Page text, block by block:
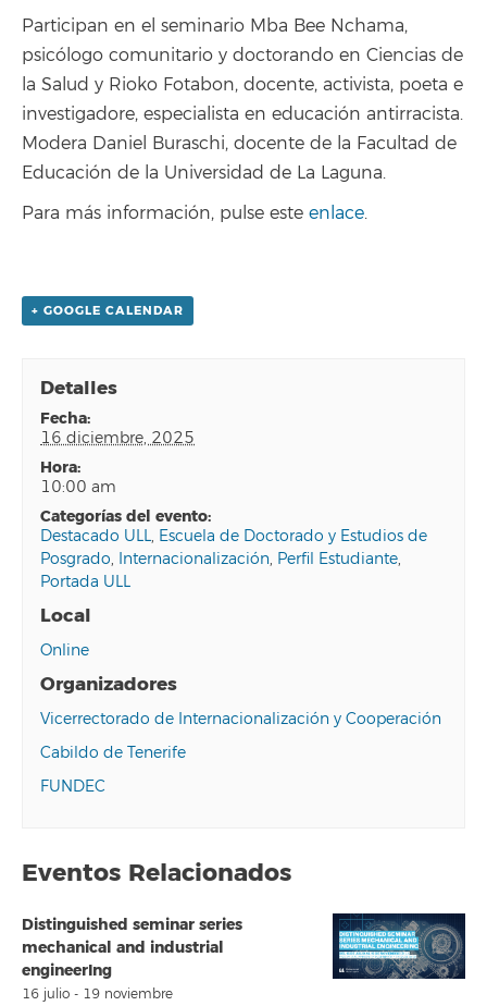
Participan en el seminario Mba Bee Nchama,
psicólogo comunitario y doctorando en Ciencias de
la Salud y Rioko Fotabon, docente, activista, poeta e
investigadore, especialista en educación antirracista.
Modera Daniel Buraschi, docente de la Facultad de
Educación de la Universidad de La Laguna.
Para más información, pulse este enlace.
+ GOOGLE CALENDAR
Detalles
fecha:
16 diciembre, 2025
hora:
10:00 am
categorías del evento:
Destacado ULL, Escuela de Doctorado y Estudios de
Posgrado, Internacionalización, Perfil Estudiante,
Portada ULL
Local
Online
Organizadores
Vicerrectorado de Internacionalización y Cooperación
Cabildo de Tenerife
FUNDEC
Eventos Relacionados
Distinguished seminar series
mechanical and industrial
engineerIng
16 julio - 19 noviembre